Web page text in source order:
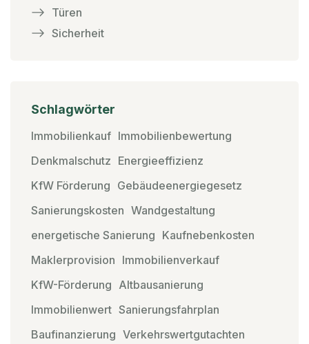
Türen
Sicherheit
Schlagwörter
Immobilienkauf Immobilienbewertung
Denkmalschutz Energieeffizienz
KfW Förderung Gebäudeenergiegesetz
Sanierungskosten Wandgestaltung
energetische Sanierung Kaufnebenkosten
Maklerprovision Immobilienverkauf
KfW-Förderung Altbausanierung
Immobilienwert Sanierungsfahrplan
Baufinanzierung Verkehrswertgutachten